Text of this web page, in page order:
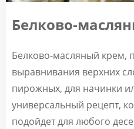
Белково-
Белково-масляный крем,
выравнивания верхних
пирожных, для начинки
универсальный рецепт,
подойдет для любого